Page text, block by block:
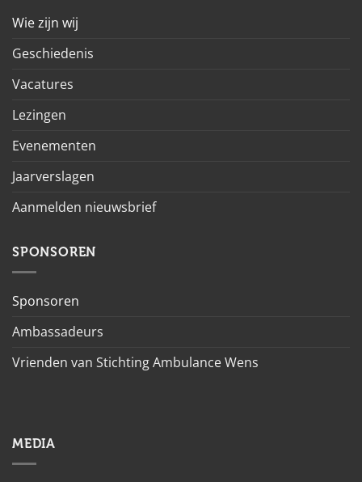
Wie zijn wij
Geschiedenis
Vacatures
Lezingen
Evenementen
Jaarverslagen
Aanmelden nieuwsbrief
SPONSOREN
Sponsoren
Ambassadeurs
Vrienden van Stichting Ambulance Wens
MEDIA